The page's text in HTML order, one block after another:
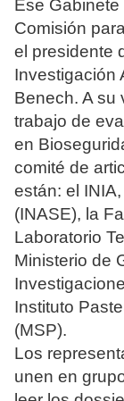
Ese
Comisión
el presidente
Investigación
Benech. A su
trabajo de
en
comité de
están: el
(INASE), la
Laboratorio
Ministerio de
Instituto
(MSP).
Los
unen en